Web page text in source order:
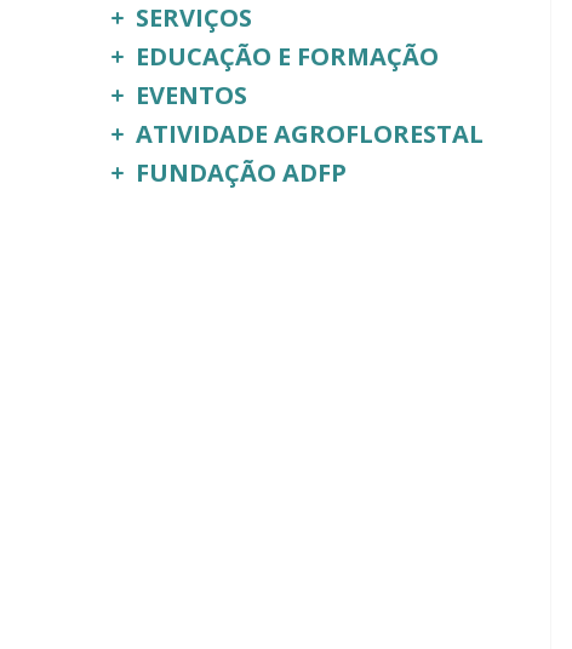
SERVIÇOS
EDUCAÇÃO E FORMAÇÃO
EVENTOS
ATIVIDADE AGROFLORESTAL
FUNDAÇÃO ADFP